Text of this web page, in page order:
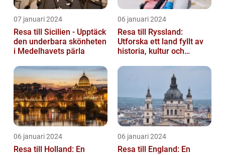
07 januari 2024
Resa till Sicilien - Upptäck
den underbara skönheten
i Medelhavets pärla
06 januari 2024
Resa till Ryssland:
Utforska ett land fyllt av
historia, kultur och
06 januari 2024
Resa till Holland: En
06 januari 2024
Resa till England: En